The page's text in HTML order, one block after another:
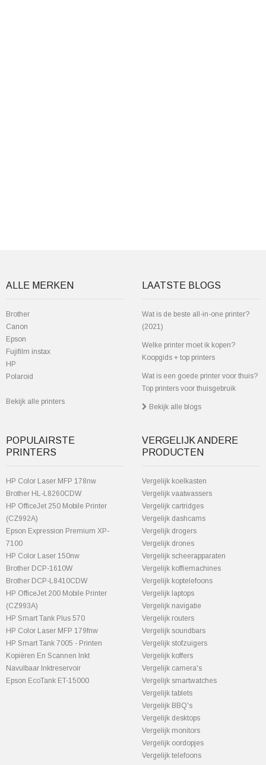
ALLE MERKEN
Brother
Canon
Epson
Fujifilm instax
HP
Polaroid
Bekijk alle printers
LAATSTE BLOGS
Wat is de beste all-in-one printer?
(2021)
Welke printer moet ik kopen?
Koopgids + top printers
Wat is een goede printer voor thuis?
Top printers voor thuisgebruik
Bekijk alle blogs
POPULAIRSTE
PRINTERS
HP Color Laser MFP 178nw
Brother HL-L8260CDW
HP OfficeJet 250 Mobile Printer
(CZ992A)
Epson Expression Premium XP-
7100
HP Color Laser 150nw
Brother DCP-1610W
Brother DCP-L8410CDW
HP OfficeJet 200 Mobile Printer
(CZ993A)
HP Smart Tank Plus 570
HP Color Laser MFP 179fnw
HP Smart Tank 7005 - Printen
Kopiëren En Scannen Inkt
Navulbaar Inktreservoir
Epson EcoTank ET-15000
VERGELIJK ANDERE
PRODUCTEN
Vergelijk koelkasten
Vergelijk vaatwassers
Vergelijk cartridges
Vergelijk dashcams
Vergelijk drogers
Vergelijk drones
Vergelijk scheerapparaten
Vergelijk koffiemachines
Vergelijk koptelefoons
Vergelijk laptops
Vergelijk navigatie
Vergelijk routers
Vergelijk soundbars
Vergelijk stofzuigers
Vergelijk koffers
Vergelijk camera's
Vergelijk smartwatches
Vergelijk tablets
Vergelijk BBQ's
Vergelijk desktops
Vergelijk monitors
Vergelijk oordopjes
Vergelijk telefoons